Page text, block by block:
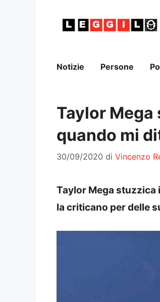
Notizie Persone
Taylor Mega
quando mi
30/09/2020 di Vincenzo
Taylor Mega stuzzica
la criticano per delle